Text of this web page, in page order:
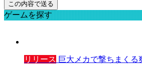
ゲームを探す
リリース 巨大メカで撃ちまく